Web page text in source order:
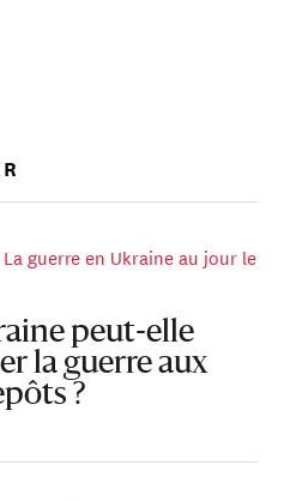
La guerre en Ukraine au jour le
peut-elle
la guerre aux
?